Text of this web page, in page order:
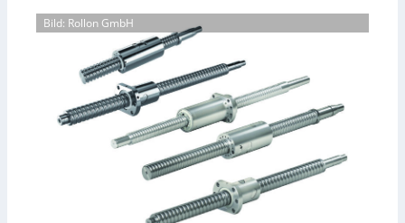
Bild: Rollon GmbH